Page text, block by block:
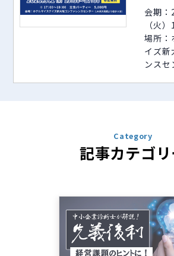
会期：
（火
場所：
イズ新
ンスセ
記事カテゴリ
Category